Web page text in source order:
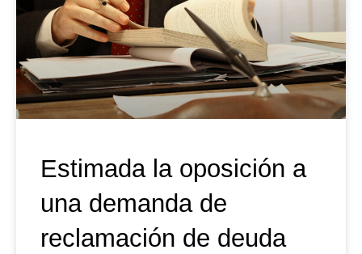
Estimada la oposición a
una demanda de
reclamación de deuda